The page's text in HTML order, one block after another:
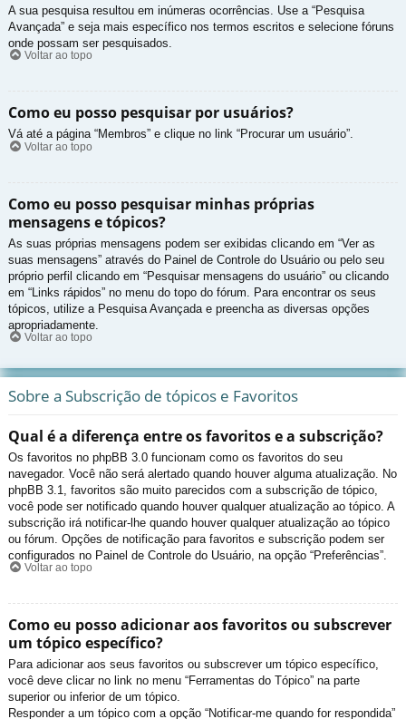
A sua pesquisa resultou em inúmeras ocorrências. Use a “Pesquisa
Avançada” e seja mais específico nos termos escritos e selecione fóruns
onde possam ser pesquisados.
Voltar ao topo
Como eu posso pesquisar por usuários?
Vá até a página “Membros” e clique no link “Procurar um usuário”.
Voltar ao topo
Como eu posso pesquisar minhas próprias
mensagens e tópicos?
As suas próprias mensagens podem ser exibidas clicando em “Ver as
suas mensagens” através do Painel de Controle do Usuário ou pelo seu
próprio perfil clicando em “Pesquisar mensagens do usuário” ou clicando
em “Links rápidos” no menu do topo do fórum. Para encontrar os seus
tópicos, utilize a Pesquisa Avançada e preencha as diversas opções
apropriadamente.
Voltar ao topo
Sobre a Subscrição de tópicos e Favoritos
Qual é a diferença entre os favoritos e a subscrição?
Os favoritos no phpBB 3.0 funcionam como os favoritos do seu
navegador. Você não será alertado quando houver alguma atualização. No
phpBB 3.1, favoritos são muito parecidos com a subscrição de tópico,
você pode ser notificado quando houver qualquer atualização ao tópico. A
subscrição irá notificar-lhe quando houver qualquer atualização ao tópico
ou fórum. Opções de notificação para favoritos e subscrição podem ser
configurados no Painel de Controle do Usuário, na opção “Preferências”.
Voltar ao topo
Como eu posso adicionar aos favoritos ou subscrever
um tópico específico?
Para adicionar aos seus favoritos ou subscrever um tópico específico,
você deve clicar no link no menu “Ferramentas do Tópico” na parte
superior ou inferior de um tópico.
Responder a um tópico com a opção “Notificar-me quando for respondida”